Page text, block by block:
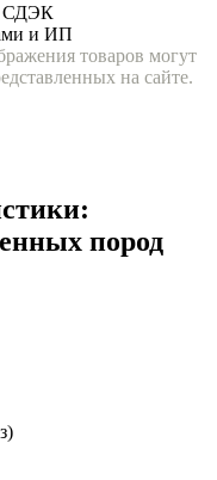
СДЭК
и ИП
товаров могут
на сайте.
пород